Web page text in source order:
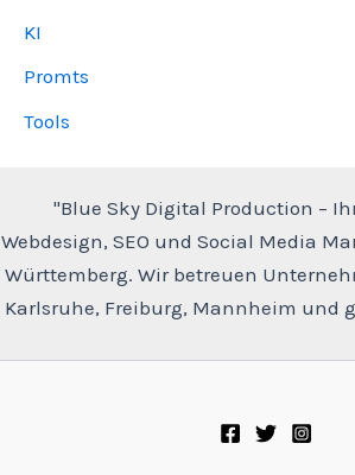
KI
Promts
Tools
"Blue Sky Digital Production –
Webdesign, SEO und Social Media
Württemberg. Wir betreuen
Karlsruhe, Freiburg, Mannheim und